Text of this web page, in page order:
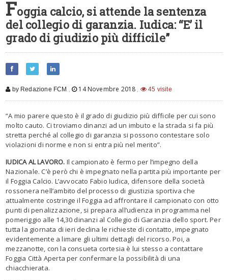
Foggia calcio, si attende la sentenza
del collegio di garanzia. Iudica: “E’ il
grado di giudizio più difficile”
by Redazione FCM , 14 Novembre 2018 , 45 visite
“A mio parere questo è il grado di giudizio più difficile per cui sono
molto cauto. Ci troviamo dinanzi ad un imbuto e la strada si fa più
stretta perché al collegio di garanzia si possono contestare solo
violazioni di norme e non si entra più nel merito”.
IUDICA AL LAVORO. Il campionato è fermo per l’impegno della
Nazionale. C’è però chi è impegnato nella partita più importante per
il Foggia Calcio. L’avvocato Fabio Iudica, difensore della società
rossonera nell’ambito del processo di giustizia sportiva che
attualmente costringe il Foggia ad affrontare il campionato con otto
punti di penalizzazione, si prepara all’udienza in programma nel
pomeriggio alle 14,30 dinanzi al Collegio di Garanzia dello sport. Per
tutta la giornata di ieri declina le richieste di contatto, impegnato
evidentemente a limare gli ultimi dettagli del ricorso. Poi, a
mezzanotte, con la consueta cortesia è lui stesso a contattare
Foggia Città Aperta per confermare la possibilità di una
chiacchierata.